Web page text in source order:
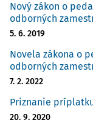
Nový zákon o
odborných
5. 6. 2019
Novela zákona o
odborných
7. 2. 2022
Priznanie
20. 9. 2020